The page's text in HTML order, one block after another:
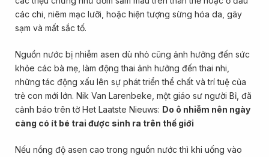
các chi, niêm mạc lưỡi, hoặc hiện tượng sừng hóa da, gây
sạm và mất sắc tố.
Nguồn nước bị nhiễm asen dù nhỏ cũng ảnh hưởng đến sức
khỏe các bà mẹ, làm động thai ảnh hưởng đến thai nhi,
những tác động xấu lên sự phát triển thể chất và trí tuệ của
trẻ con mới lớn. Nik Van Larenbeke, một giáo sư người Bỉ, đã
cảnh báo trên tờ Het Laatste Nieuws: Do ô nhiễm nên ngày
càng có ít bé trai được sinh ra trên thế giới
Nếu nồng độ asen cao trong nguồn nước thì khi uống vào